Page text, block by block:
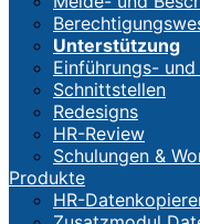
Unterstützung
Einführungs-
Schnittstellen
Redesigns
HR-Review
Schulungen &
Produkte
HR-